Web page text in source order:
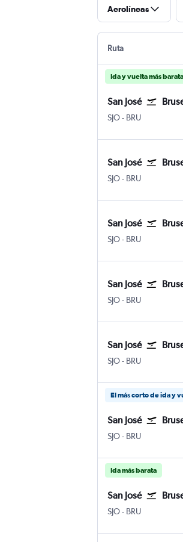
Aerolíneas
Ruta
Ida y vuelta más barata
San José
SJO- BRU
San José
SJO- BRU
San José
SJO- BRU
San José
SJO- BRU
San José
SJO- BRU
El más corto de ida y
San José
SJO- BRU
Ida más barata
San José
SJO- BRU